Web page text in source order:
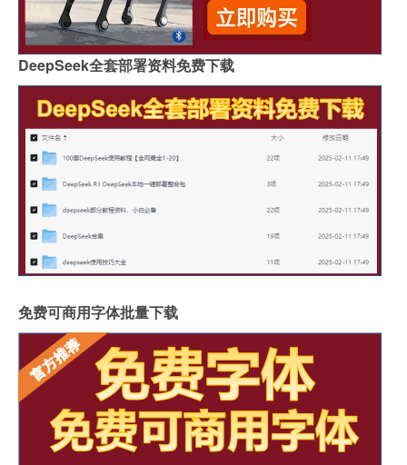
DeepSeek全套部署资料免费下载
免费可商用字体批量下载